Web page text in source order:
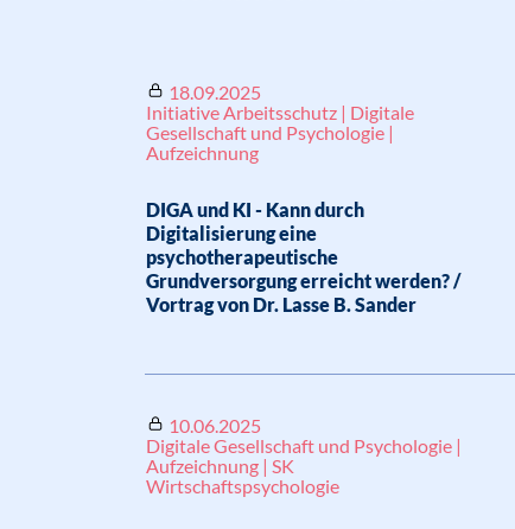
18.09.2025
Initiative Arbeitsschutz | Digitale
Gesellschaft und Psychologie |
Aufzeichnung
DIGA und KI - Kann durch
Digitalisierung eine
psychotherapeutische
Grundversorgung erreicht werden? /
Vortrag von Dr. Lasse B. Sander
10.06.2025
Digitale Gesellschaft und Psychologie |
Aufzeichnung | SK
Wirtschaftspsychologie